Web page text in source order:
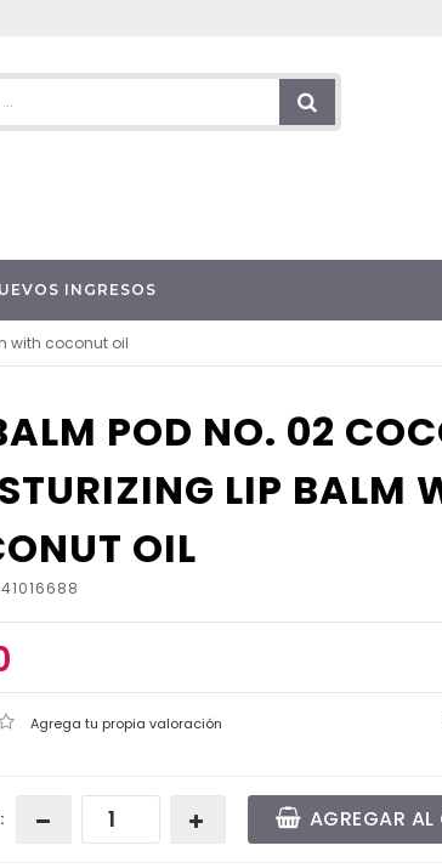
INGRESOS
with coconut oil
POD NO. 02
LIP BALM
OIL
Agrega tu propia valoración
AGREGAR